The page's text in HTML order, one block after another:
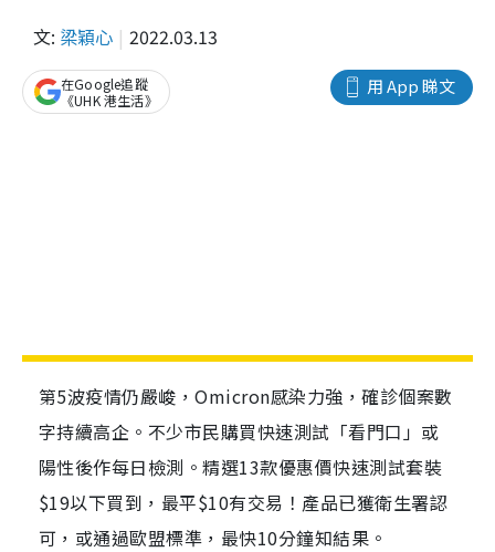
文: 梁穎心 2022.03.13
用 App 睇文
在Google追蹤
《UHK 港生活》
第5波疫情仍嚴峻，Omicron感染力強，確診個案數
字持續高企。不少市民購買快速測試「看門口」或
陽性後作每日檢測。精選13款優惠價快速測試套裝
$19以下買到，最平$10有交易！產品已獲衛生署認
可，或通過歐盟標準，最快10分鐘知結果。